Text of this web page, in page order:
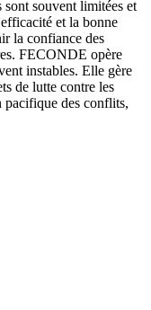
sont souvent limitées et
et la bonne
la confiance des
FECONDE opère
instables. Elle gère
de lutte contre les
des conflits,